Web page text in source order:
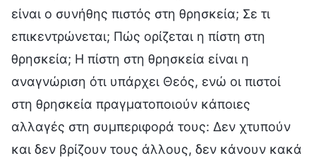
είναι ο συνήθης πιστός στη θρησκεία; Σε τι
επικεντρώνεται; Πώς ορίζεται η πίστη στη
θρησκεία; Η πίστη στη θρησκεία είναι η
αναγνώριση ότι υπάρχει Θεός, ενώ οι πιστοί
στη θρησκεία πραγματοποιούν κάποιες
αλλαγές στη συμπεριφορά τους: Δεν χτυπούν
και δεν βρίζουν τους άλλους, δεν κάνουν κακά